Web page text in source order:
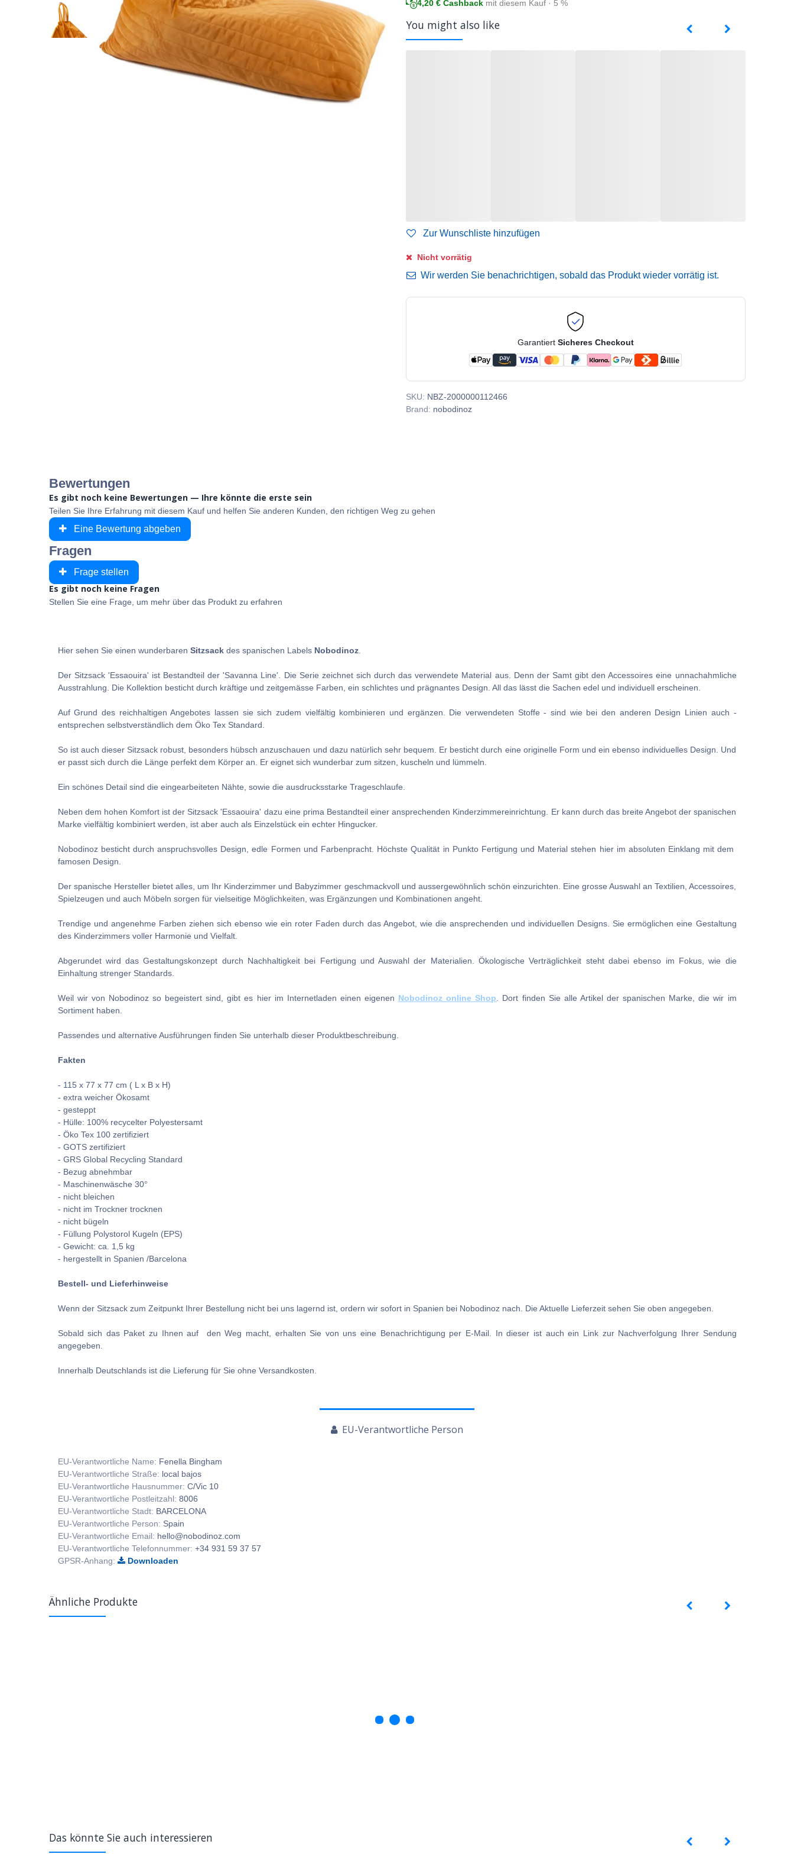
4,20 € Cashback mit diesem Kauf · 5 %
You might also like
Zur Wunschliste hinzufügen
Nicht vorrätig
Wir werden Sie benachrichtigen, sobald das Produkt wieder vorrätig ist.
Garantiert Sicheres Checkout
SKU: NBZ-2000000112466
Brand: nobodinoz
Bewertungen
Es gibt noch keine Bewertungen — Ihre könnte die erste sein
Teilen Sie Ihre Erfahrung mit diesem Kauf und helfen Sie anderen Kunden, den richtigen Weg zu gehen
Eine Bewertung abgeben
Fragen
Frage stellen
Es gibt noch keine Fragen
Stellen Sie eine Frage, um mehr über das Produkt zu erfahren
Hier sehen Sie einen wunderbaren Sitzsackdes spanischen Labels Nobodinoz.
Der Sitzsack 'Essaouira' ist Bestandteil der 'Savanna Line'. Die Serie zeichnet sich durch das verwendete Material aus. Denn der Samt gibt den Accessoires eine unnachahmliche
Ausstrahlung. Die Kollektion besticht durch kräftige und zeitgemässe Farben, ein schlichtes und prägnantes Design. All das lässt die Sachen edel und individuell erscheinen.
Auf Grund des reichhaltigen Angebotes lassen sie sich zudem vielfältig kombinieren und ergänzen. Die verwendeten Stoffe - sind wie bei den anderen Design Linien auch -
entsprechen selbstverständlich dem Öko Tex Standard.
So ist auch dieser Sitzsack robust, besonders hübsch anzuschauen und dazu natürlich sehr bequem. Er besticht durch eine originelle Form und ein ebenso individuelles Design. Und
er passt sich durch die Länge perfekt dem Körper an. Er eignet sich wunderbar zum sitzen, kuscheln und lümmeln.
Ein schönes Detail sind die eingearbeiteten Nähte, sowie die ausdrucksstarke Trageschlaufe.
Neben dem hohen Komfort ist der Sitzsack 'Essaouira' dazu eine prima Bestandteil einer ansprechenden Kinderzimmereinrichtung. Er kann durch das breite Angebot der spanischen
Marke vielfältig kombiniert werden, ist aber auch als Einzelstück ein echter Hingucker.
Nobodinoz besticht durch anspruchsvolles Design, edle Formen und Farbenpracht. Höchste Qualität in Punkto Fertigung und Material stehen hier im absoluten Einklang mit dem
famosen Design.
Der spanische Hersteller bietet alles, um Ihr Kinderzimmer und Babyzimmer geschmackvoll und aussergewöhnlich schön einzurichten. Eine grosse Auswahl an Textilien, Accessoires,
Spielzeugen und auch Möbeln sorgen für vielseitige Möglichkeiten, was Ergänzungen und Kombinationen angeht.
Trendige und angenehme Farben ziehen sich ebenso wie ein roter Faden durch das Angebot, wie die ansprechenden und individuellen Designs. Sie ermöglichen eine Gestaltung
des Kinderzimmers voller Harmonie und Vielfalt.
Abgerundet wird das Gestaltungskonzept durch Nachhaltigkeit bei Fertigung und Auswahl der Materialien. Ökologische Verträglichkeit steht dabei ebenso im Fokus, wie die
Einhaltung strenger Standards.
Weil wir von Nobodinoz so begeistert sind, gibt es hier im Internetladen einen eigenen Nobodinoz online Shop. Dort finden Sie alle Artikel der spanischen Marke, die wir im
Sortiment haben.
Passendes und alternative Ausführungen finden Sie unterhalb dieser Produktbeschreibung.
Fakten
- 115 x 77 x 77 cm ( L x B x H)
- extra weicher Ökosamt
- gesteppt
- Hülle: 100% recycelter Polyestersamt
- Öko Tex 100 zertifiziert
- GOTS zertifiziert
- GRS Global Recycling Standard
- Bezug abnehmbar
- Maschinenwäsche 30°
- nicht bleichen
- nicht im Trockner trocknen
- nicht bügeln
- Füllung Polystorol Kugeln (EPS)
- Gewicht: ca. 1,5 kg
- hergestellt in Spanien /Barcelona
Bestell- und Lieferhinweise
Wenn der Sitzsack zum Zeitpunkt Ihrer Bestellung nicht bei uns lagernd ist, ordern wir sofort in Spanien bei Nobodinoz nach. Die Aktuelle Lieferzeit sehen Sie oben angegeben.
Sobald sich das Paket zu Ihnen auf den Weg macht, erhalten Sie von uns eine Benachrichtigung per E-Mail. In dieser ist auch ein Link zur Nachverfolgung Ihrer Sendung
angegeben.
Innerhalb Deutschlands ist die Lieferung für Sie ohne Versandkosten.
EU-Verantwortliche Person
EU-Verantwortliche Name: Fenella Bingham
EU-Verantwortliche Straße: local bajos
EU-Verantwortliche Hausnummer: C/Vic 10
EU-Verantwortliche Postleitzahl: 8006
EU-Verantwortliche Stadt: BARCELONA
EU-Verantwortliche Person: Spain
EU-Verantwortliche Email: hello@nobodinoz.com
EU-Verantwortliche Telefonnummer: +34 931 59 37 57
GPSR-Anhang:
Downloaden
Ähnliche Produkte
Das könnte Sie auch interessieren